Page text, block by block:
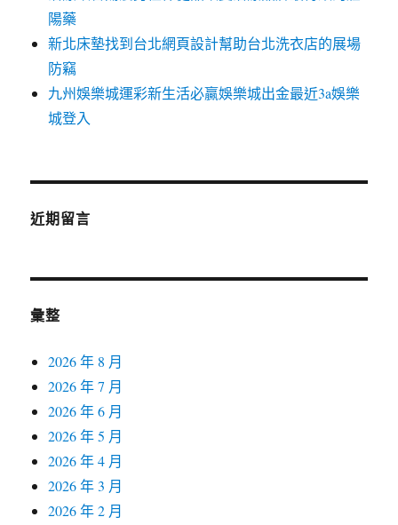
陽藥
新北床墊找到台北網頁設計幫助台北洗衣店的展場
防竊
九州娛樂城運彩新生活必贏娛樂城出金最近3a娛樂
城登入
近期留言
彙整
2026 年 8 月
2026 年 7 月
2026 年 6 月
2026 年 5 月
2026 年 4 月
2026 年 3 月
2026 年 2 月